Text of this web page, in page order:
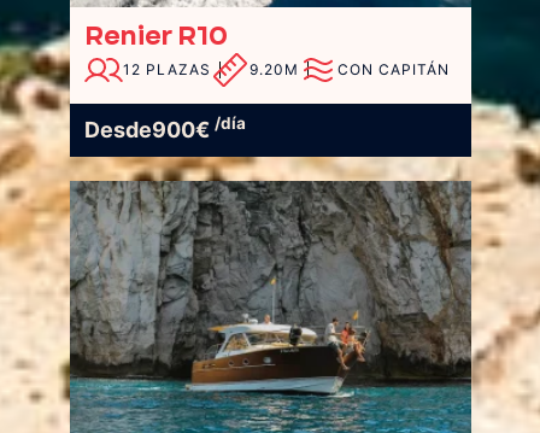
Renier R10
12 PLAZAS 9.20M CON CAPITÁN
Desde900€ /día